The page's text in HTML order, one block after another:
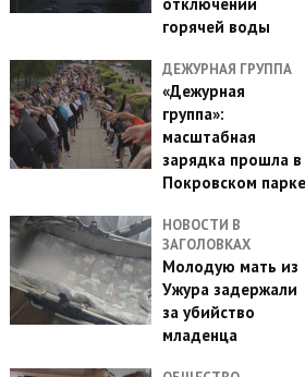
горячей воды
ДЕЖУРНАЯ ГРУППА
«Дежурная
группа»:
масштабная
зарядка прошла в
Покровском парке
НОВОСТИ В
ЗАГОЛОВКАХ
Молодую мать из
Ужура задержали
за убийство
младенца